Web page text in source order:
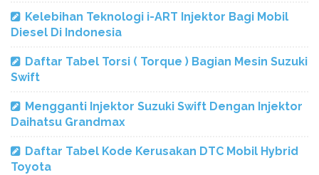
Kelebihan Teknologi i-ART Injektor Bagi Mobil
Diesel Di Indonesia
Daftar Tabel Torsi ( Torque ) Bagian Mesin Suzuki
Swift
Mengganti Injektor Suzuki Swift Dengan Injektor
Daihatsu Grandmax
Daftar Tabel Kode Kerusakan DTC Mobil Hybrid
Toyota